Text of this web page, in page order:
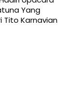
Yang
Tito Karnavian